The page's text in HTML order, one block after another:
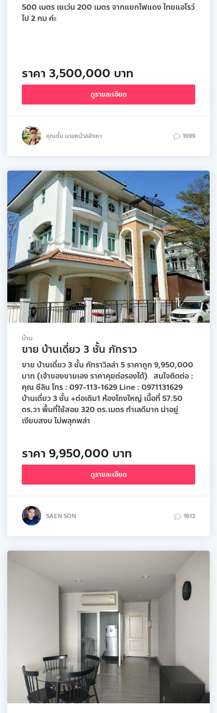
500 เมตร เชเว่น 200 เมตร จากแยกไฟแดง ไทยแอโรว์
ไป 2 กม ค่ะ
ราคา 3,500,000 บาท
ดูรายละเอียด
คุณตั้ม นายหน้าอสังหา 1699
บ้าน
ขาย บ้านเดี่ยว 3 ชั้น ภัทราว
ขาย บ้านเดี่ยว 3 ชั้น ภัทราวิลล่า 5 ราคาถูก 9,950,000
บาท (เจ้าของขายเอง ราคาคุยต่อรองได้) สนใจติดต่อ :
คุณ ซีลิน โทร : 097-113-1629 Line : 0971131629
บ้านเดี่ยว 3 ชั้น +ต่อเติม1 ห้องโถงใหญ่ เนื้อที่ 57.50
ตร.วา พื้นที่ใช้สอย 320 ตร.เมตร ทำเลดีมาก น่าอยู่
เงียบสงบ ไม่พลุกพล่า
ราคา 9,950,000 บาท
ดูรายละเอียด
SAEN SON 1613